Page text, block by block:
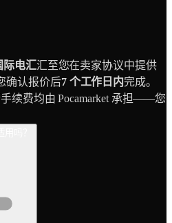
际电汇汇至您在卖家协议中提供
确认报价后7 个工作日内完成。
续费均由 Pocamarket 承担——您